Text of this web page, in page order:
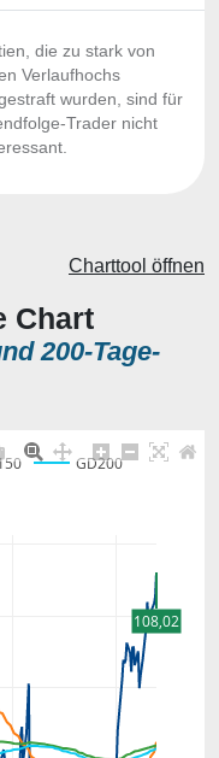
die zu stark von
Verlaufhochs
wurden, sind für
Trader nicht
Chart
200-Tage-
Charttool öffnen
GD200
108,02